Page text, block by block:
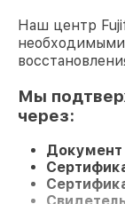
Наш центр
Мы
через:
Документ